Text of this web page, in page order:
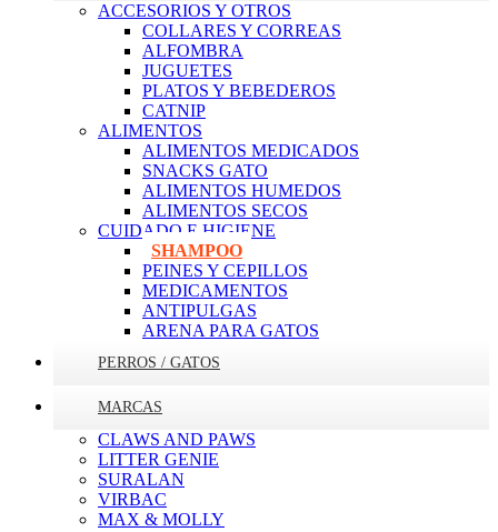
ACCESORIOS Y OTROS
COLLARES Y CORREAS
ALFOMBRA
JUGUETES
PLATOS Y BEBEDEROS
CATNIP
ALIMENTOS
ALIMENTOS MEDICADOS
SNACKS GATO
ALIMENTOS HUMEDOS
ALIMENTOS SECOS
CUIDADO E HIGIENE
SHAMPOO
PEINES Y CEPILLOS
MEDICAMENTOS
ANTIPULGAS
ARENA PARA GATOS
PERROS / GATOS
MARCAS
CLAWS AND PAWS
LITTER GENIE
SURALAN
VIRBAC
MAX & MOLLY